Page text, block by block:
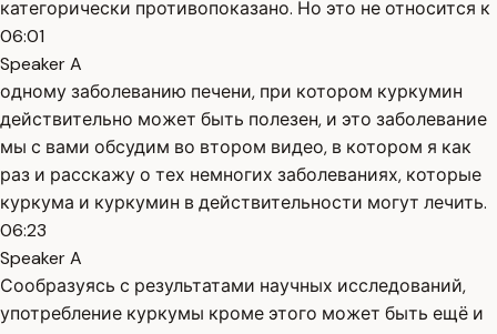
категорически противопоказано. Но это не относится к
06:01
Speaker A
одному заболеванию печени, при котором куркумин
действительно может быть полезен, и это заболевание
мы с вами обсудим во втором видео, в котором я как
раз и расскажу о тех немногих заболеваниях, которые
куркума и куркумин в действительности могут лечить.
06:23
Speaker A
Сообразуясь с результатами научных исследований,
употребление куркумы кроме этого может быть ещё и